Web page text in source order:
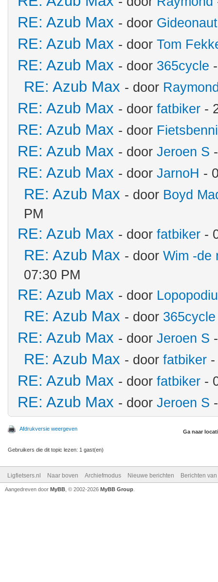
RE: Azub Max - door Gideonaut
RE: Azub Max - door Tom
RE: Azub Max - door 365cycle
RE: Azub Max - door
RE: Azub Max - door fatbiker -
RE: Azub Max - door
RE: Azub Max - door Jeroen S
RE: Azub Max - door JarnoH -
RE: Azub Max - door Boyd
PM
RE: Azub Max - door fatbiker -
RE: Azub Max - door Wim -de
07:30 PM
RE: Azub Max - door
RE: Azub Max - door 365cycle
RE: Azub Max - door Jeroen S
RE: Azub Max - door fatbiker
RE: Azub Max - door fatbiker -
RE: Azub Max - door Jeroen S
Afdrukversie weergeven Ga naar
Gebruikers die dit topic lezen: 1 gast(en)
Ligfietsers.nl Naar boven Archiefmodus Nieuwe berichten Berichten
Aangedreven door MyBB , © 2002-2026 MyBB Group